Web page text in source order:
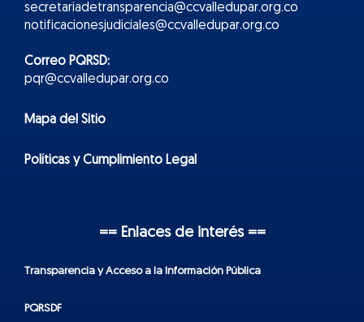
secretariadetransparencia@ccvalledupar.org.co
notificacionesjudiciales@ccvalledupar.org.co
Correo PQRSD:
pqr@ccvalledupar.org.co
Mapa del Sitio
Políticas y Cumplimiento Legal
== Enlaces de interés ==
Transparencia y Acceso a la Información Pública
PQRSDF